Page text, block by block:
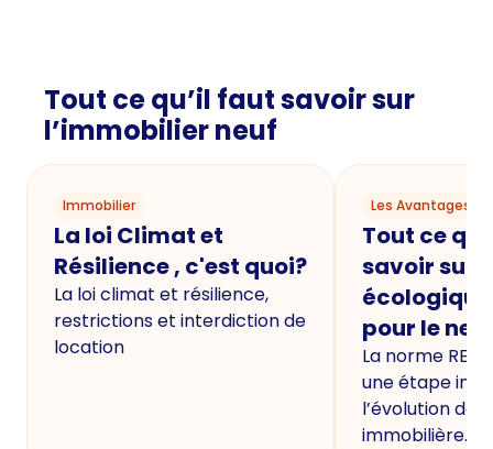
Tout ce qu’il faut savoir sur
l’immobilier neuf
Immobilier
La loi Climat et
Résilience , c'est quoi?
La loi climat et résilience,
restrictions et interdiction de
location
Les Avantages
Tout ce
savoir sur
écologique
pour le
La norme
une étape
l’évolution de
immobilière.